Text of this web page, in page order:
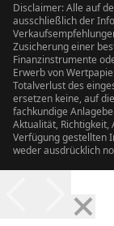
Disclaimer: Alle auf
ausschließlich der
Zusicherung einer
Finanzinstrumente
Erwerb von
Totalverlust des
ersetzen keine, auf
fachkundige
Aktualität, Richtigkeit,
Verfügung gestellten
weder ausdrücklich